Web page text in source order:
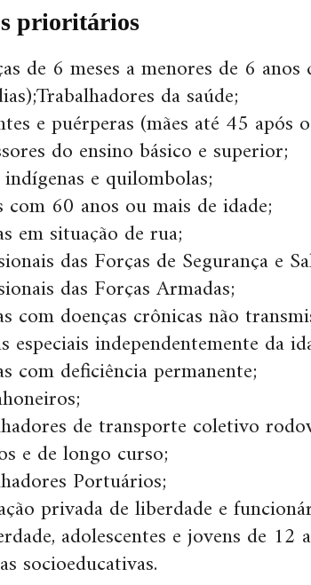
prioritários
de 6 meses a menores de 6
da saúde;
e puérperas (mães até 45 após
do ensino básico e superior;
e quilombolas;
com 60 anos ou mais de idade;
em situação de rua;
das Forças de Segurança e
das Forças Armadas;
com doenças crônicas não
especiais independentemente da
com deficiência permanente;
de transporte coletivo
e de longo curso;
Portuários;
privada de liberdade e
adolescentes e jovens de 12
socioeducativas.